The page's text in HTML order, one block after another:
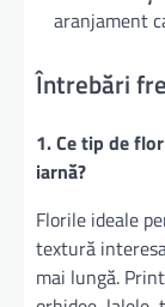
aranjament
Întrebări
1. Ce tip de
iarnă?
Florile ideale
textură
mai lungă.